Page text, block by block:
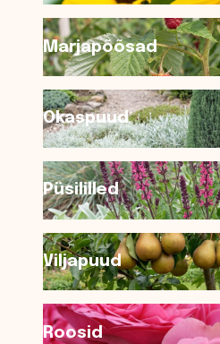
Marjapõõsad
Okaspuud
Püsililled
Viljapuud
Roosid